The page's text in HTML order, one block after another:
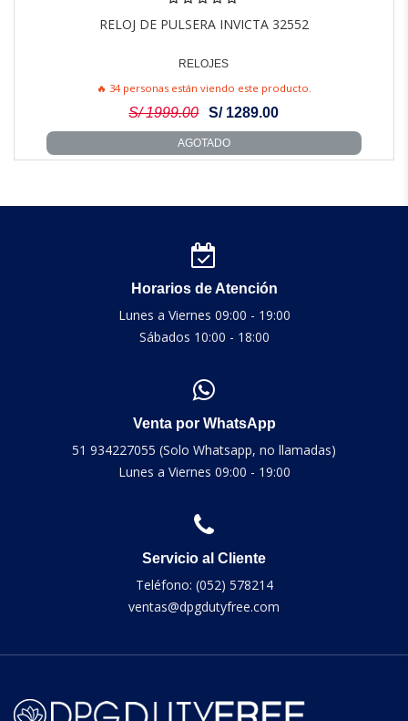
RELOJ DE PULSERA INVICTA 32552
RELOJES
🔥 34 personas están viendo este producto.
S/ 1999.00 S/ 1289.00
AGOTADO
Horarios de Atención
Lunes a Viernes 09:00 - 19:00
Sábados 10:00 - 18:00
Venta por WhatsApp
51 934227055 (Solo Whatsapp, no llamadas)
Lunes a Viernes 09:00 - 19:00
Servicio al Cliente
Teléfono: (052) 578214
ventas@dpgdutyfree.com